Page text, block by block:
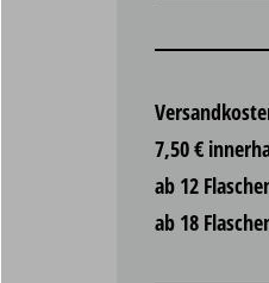
7,50 €
ab 12
ab 18